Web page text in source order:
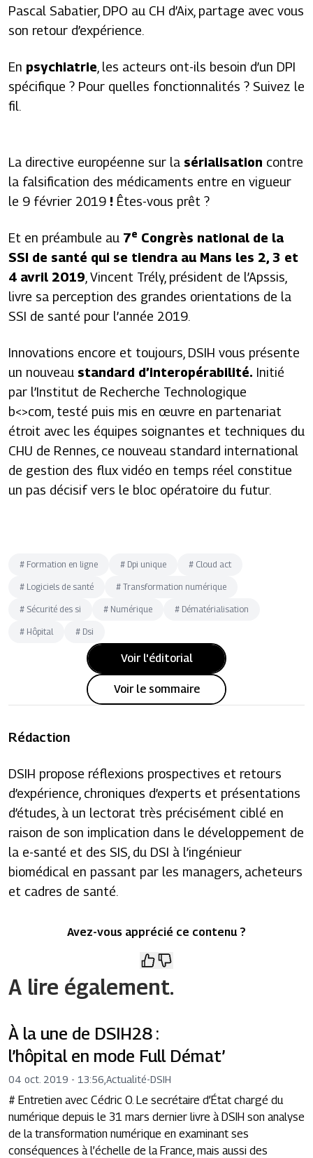
Pascal Sabatier, DPO au CH d’Aix, partage avec vous
son retour d’expérience.
En psychiatrie , les acteurs ont-ils besoin d’un DPI
spécifique ? Pour quelles fonctionnalités ? Suivez le
fil.
La directive européenne sur la sérialisation contre
la falsification des médicaments entre en vigueur
le 9 février 2019 ! Êtes-vous prêt ?
Et en préambule au 7e Congrès national de la
SSI de santé qui se tiendra au Mans les 2, 3 et
4 avril 2019 , Vincent Trély, président de l’Apssis,
livre sa perception des grandes orientations de la
SSI de santé pour l’année 2019.
Innovations encore et toujours, DSIH vous présente
un nouveau standard d’interopérabilité. Initié
par l’Institut de Recherche Technologique
b<>com, testé puis mis en œuvre en partenariat
étroit avec les équipes soignantes et techniques du
CHU de Rennes, ce nouveau standard international
de gestion des flux vidéo en temps réel constitue
un pas décisif vers le bloc opératoire du futur.
# Formation en ligne # Dpi unique # Cloud act
# Logiciels de santé # Transformation numérique
# Sécurité des si # Numérique # Dématérialisation
# Hôpital # Dsi
Voir l'éditorial
Voir le sommaire
Rédaction
DSIH propose réflexions prospectives et retours
d’expérience, chroniques d’experts et présentations
d’études, à un lectorat très précisément ciblé en
raison de son implication dans le développement de
la e-santé et des SIS, du DSI à l’ingénieur
biomédical en passant par les managers, acheteurs
et cadres de santé.
Avez-vous apprécié ce contenu ?
A lire également.
À la une de DSIH28 :
l’hôpital en mode Full Démat’
04 oct. 2019 - 13:56 Actualité-DSIH
# Entretien avec Cédric O. Le secrétaire d’État chargé du
numérique depuis le 31 mars dernier livre à DSIH son analyse
de la transformation numérique en examinant ses
conséquences à l’échelle de la France, mais aussi des